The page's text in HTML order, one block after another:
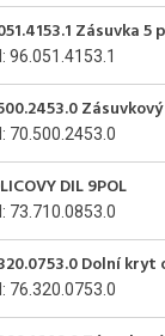
Zásuvka
96.051.4153.1
70.500.2453.0
DIL 9POL
73.710.0853.0
Dolní
76.320.0753.0